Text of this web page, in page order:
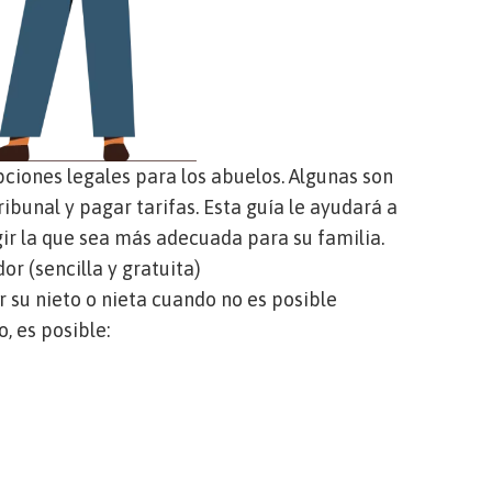
legales para los abuelos. Algunas son
y pagar tarifas. Esta guía le ayudará a
la que sea más adecuada para su familia.
(sencilla y gratuita)
nieto o nieta cuando no es posible
es posible: